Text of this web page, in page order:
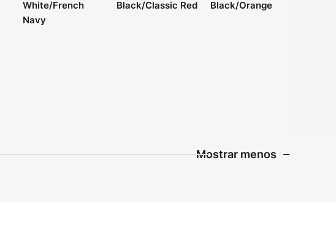
White/French
Navy
Black/Classic Red Black/Orange
Mostrar menos